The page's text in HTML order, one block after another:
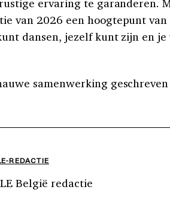
ervaring te garanderen.
van 2026 een hoogtepunt
dansen, jezelf kunt zijn en
samenwerking
REDACTIE
België redactie